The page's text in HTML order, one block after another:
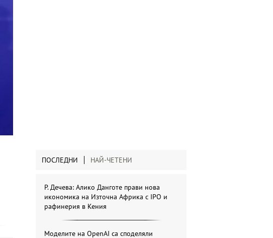
ПОСЛЕДНИ НАЙ-ЧЕТЕНИ
Р. Дечева: Алико Данготе прави нова
икономика на Източна Африка с IPO и
рафинерия в Кения
Моделите на OpenAI са споделяли